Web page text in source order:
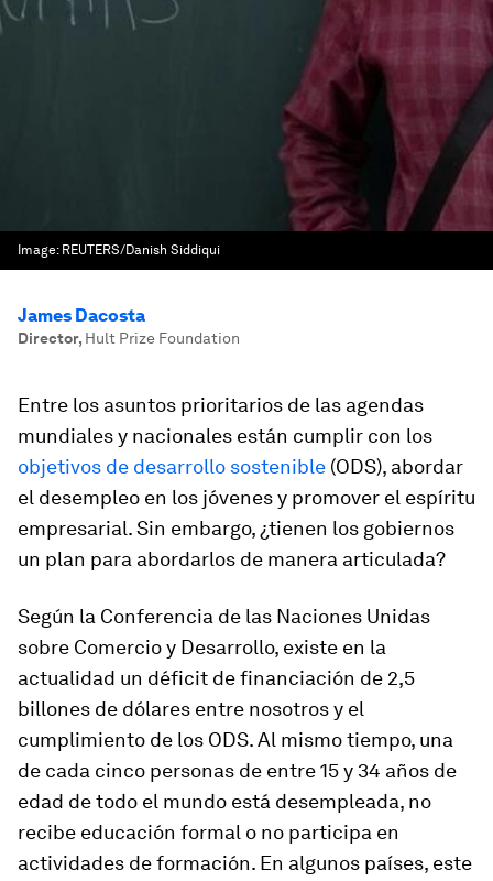
Image: REUTERS/Danish Siddiqui
James Dacosta
Director, Hult Prize Foundation
Entre los asuntos prioritarios de las agendas
mundiales y nacionales están cumplir con los
objetivos de desarrollo sostenible (ODS), abordar
el desempleo en los jóvenes y promover el espíritu
empresarial. Sin embargo, ¿tienen los gobiernos
un plan para abordarlos de manera articulada?
Según la Conferencia de las Naciones Unidas
sobre Comercio y Desarrollo, existe en la
actualidad un déficit de financiación de 2,5
billones de dólares entre nosotros y el
cumplimiento de los ODS. Al mismo tiempo, una
de cada cinco personas de entre 15 y 34 años de
edad de todo el mundo está desempleada, no
recibe educación formal o no participa en
actividades de formación. En algunos países, este